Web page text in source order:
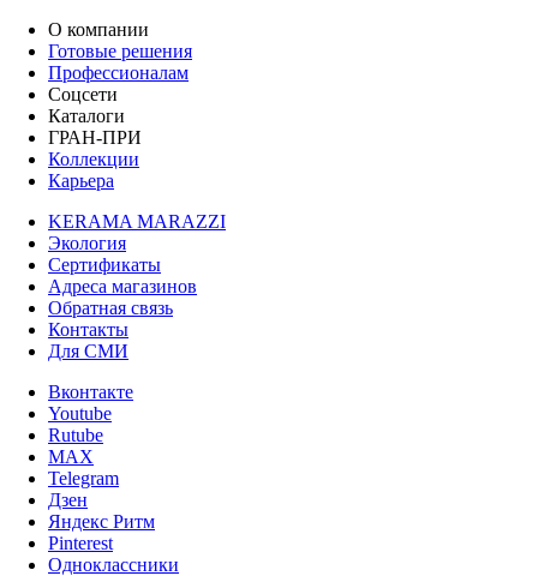
О компании
Готовые решения
Профессионалам
Соцсети
Каталоги
ГРАН-ПРИ
Коллекции
Карьера
KERAMA MARAZZI
Экология
Сертификаты
Адреса магазинов
Обратная связь
Контакты
Для СМИ
Вконтакте
Youtube
Rutube
MAX
Telegram
Дзен
Яндекс Ритм
Pinterest
Одноклассники